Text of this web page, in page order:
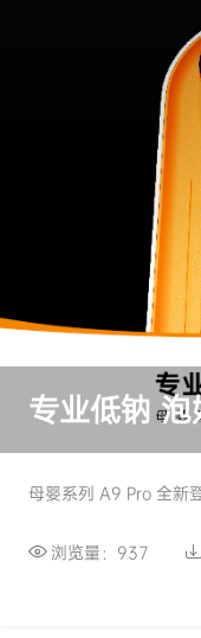
专业低钠 泡
母婴系列 A9 Pro 全新
浏览量：937